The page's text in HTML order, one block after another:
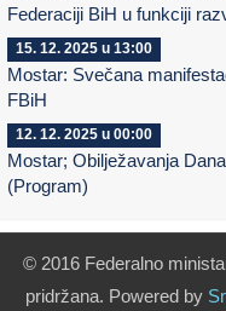
Federaciji BiH u funkciji
15. 12. 2025 u 13:00
Mostar: Svečana
FBiH
12. 12. 2025 u 00:00
Mostar; Obilježavanja
(Program)
© 2016 Federalno
pridržana. Powered by